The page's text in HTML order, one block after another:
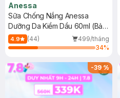
Anessa
Sữa Chống Nắng Anessa
Dưỡng Da Kiềm Dầu 60ml (Bản
Mới)
4.9 (44)
499/tháng
34%
-39%